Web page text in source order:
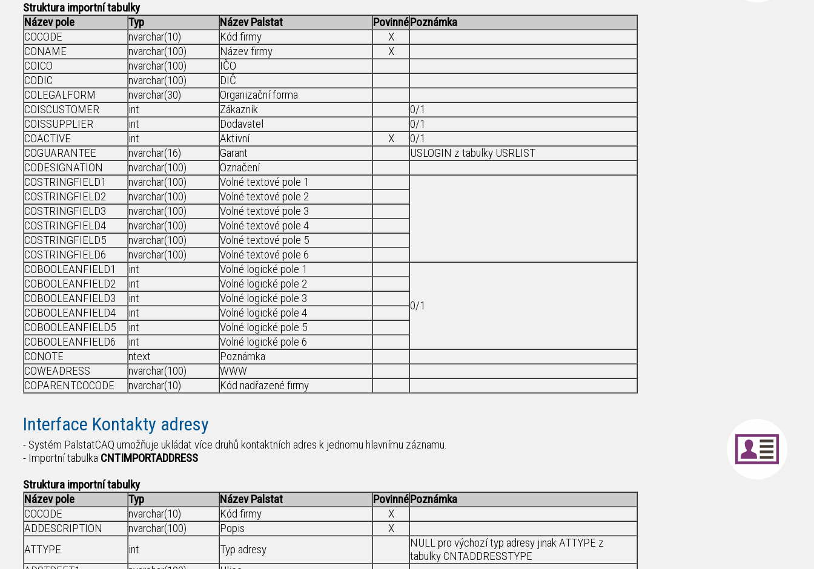
Struktura importní tabulky
Název pole
Typ Název Palstat PovinnéPoznámka
COCODE
nvarchar(10) Kód firmy
X
CONAME
nvarchar(100) Název firmy
X
COICO
nvarchar(100)
IČO
CODIC
nvarchar(100)
DIČ
COLEGALFORM
nvarchar(30)
Organizační forma
COISCUSTOMER
int Zákazník
0/1
COISSUPPLIER
int Dodavatel
0/1
COACTIVE
int Aktivní X
0/1
COGUARANTEE
nvarchar(16) Garant
USLOGIN z tabulky USRLIST
CODESIGNATION
nvarchar(100)
Označení
COSTRINGFIELD1
nvarchar(100)
Volné textové pole 1
COSTRINGFIELD2
nvarchar(100)
Volné textové pole 2
COSTRINGFIELD3
nvarchar(100)
Volné textové pole 3
COSTRINGFIELD4
nvarchar(100)
Volné textové pole 4
COSTRINGFIELD5
nvarchar(100)
Volné textové pole 5
COSTRINGFIELD6
nvarchar(100)
Volné textové pole 6
COBOOLEANFIELD1
int Volné logické pole 1
0/1
COBOOLEANFIELD2 int
Volné logické pole 2
COBOOLEANFIELD3
int
Volné logické pole 3
COBOOLEANFIELD4
int
Volné logické pole 4
COBOOLEANFIELD5
int
Volné logické pole 5
COBOOLEANFIELD6
int
Volné logické pole 6
CONOTE
ntext
Poznámka
COWEADRESS
nvarchar(100)
WWW
COPARENTCOCODE
nvarchar(10) Kód nadřazené firmy
Interface Kontakty adresy
- Systém PalstatCAQ umožňuje ukládat více druhů kontaktních adres k jednomu hlavnímu záznamu.
- Importní tabulka CNTIMPORTADDRESS
Struktura importní tabulky
Název pole
Typ Název Palstat PovinnéPoznámka
COCODE
nvarchar(10) Kód firmy
X
ADDESCRIPTION
nvarchar(100) Popis
X
ATTYPE
int Typ adresy
NULL pro výchozí typ adresy jinak ATTYPE z
tabulky CNTADDRESSTYPE